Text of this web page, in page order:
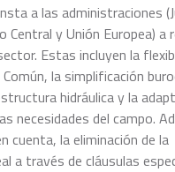
a las administraciones
Central y Unión Europea) a
Estas incluyen la
la simplificación
hidráulica y la
necesidades del campo.
cuenta, la eliminación de la
a través de cláusulas